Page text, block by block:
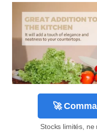
🚀
Stocks limités,